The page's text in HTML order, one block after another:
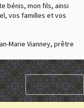
bénis, mon fils, ainsi
vos familles et vos
Marie Vianney, prêtre
SUIVANT